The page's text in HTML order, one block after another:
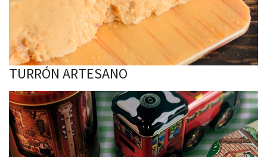
TURRÓN ARTESANO